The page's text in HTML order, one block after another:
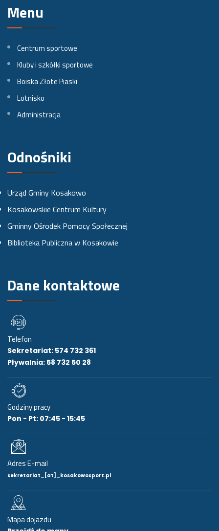
f
F
a
b
o
k
u
f
I
n
a
r
a
m
i
o
t
u
e
Menu
Centrum sportowe
Kluby i szkółki sportowe
Boiska Złote Piaski
Lotnisko
Administracja
Odnośniki
Urząd Gminy Kosakowo
Kosakowskie Centrum Kultury
Gminny Ośrodek Pomocy Społecznej
Biblioteka Publiczna w Kosakowie
Dane kontaktowe
Telefon
Sekretariat: 574 732 361
Pływalnia: 58 732 50 28
Godziny pracy
Pon - Pt: 07:45 - 15:45
Adres E-mail
sekretariat_[at]_kosakowosport.pl
Mapa dojazdu